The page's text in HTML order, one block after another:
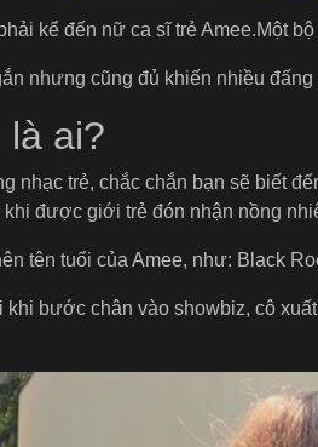
kể đến nữ ca sĩ trẻ Amee.Một
nhưng cũng đủ khiến nhiều
là ai?
nhạc trẻ, chắc chắn bạn sẽ biết
được giới trẻ đón nhận nồng
tên tuổi của Amee, như: Black
khi bước chân vào showbiz, cô